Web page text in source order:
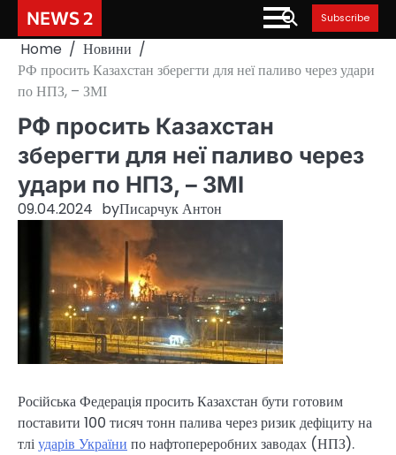
content
NEWS 2 Subscribe
Home
Новини
РФ просить Казахстан зберегти для неї паливо через удари
по НПЗ, – ЗМІ
РФ просить Казахстан
зберегти для неї паливо через
удари по НПЗ, – ЗМІ
09.04.2024 byПисарчук Антон
Російська Федерація просить Казахстан бути готовим
поставити 100 тисяч тонн палива через ризик дефіциту на
тліударів України по нафтопереробних заводах (НПЗ).